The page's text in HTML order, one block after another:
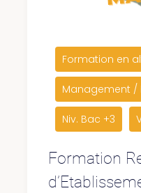
Formation en
Management /
Niv. Bac +3
Formation